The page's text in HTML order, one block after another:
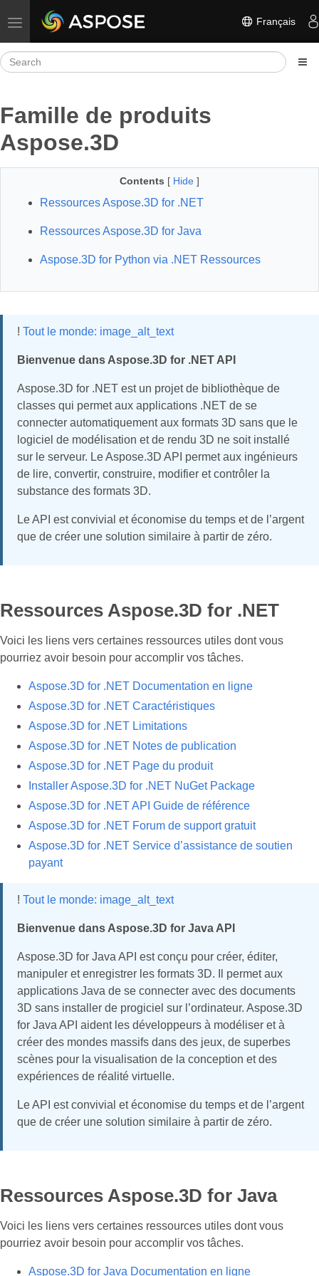
Toggle navigation Français
Famille de produits
Aspose.3D
Contents [ Hide ]
Ressources Aspose.3D for .NET
Ressources Aspose.3D for Java
Aspose.3D for Python via .NET Ressources
! Tout le monde: image_alt_text
Bienvenue dans Aspose.3D for .NET API
Aspose.3D for .NET est un projet de bibliothèque de
classes qui permet aux applications .NET de se
connecter automatiquement aux formats 3D sans que le
logiciel de modélisation et de rendu 3D ne soit installé
sur le serveur. Le Aspose.3D API permet aux ingénieurs
de lire, convertir, construire, modifier et contrôler la
substance des formats 3D.
Le API est convivial et économise du temps et de l’argent
que de créer une solution similaire à partir de zéro.
Ressources Aspose.3D for .NET
Voici les liens vers certaines ressources utiles dont vous
pourriez avoir besoin pour accomplir vos tâches.
Aspose.3D for .NET Documentation en ligne
Aspose.3D for .NET Caractéristiques
Aspose.3D for .NET Limitations
Aspose.3D for .NET Notes de publication
Aspose.3D for .NET Page du produit
Installer Aspose.3D for .NET NuGet Package
Aspose.3D for .NET API Guide de référence
Aspose.3D for .NET Forum de support gratuit
Aspose.3D for .NET Service d’assistance de soutien
payant
! Tout le monde: image_alt_text
Bienvenue dans Aspose.3D for Java API
Aspose.3D for Java API est conçu pour créer, éditer,
manipuler et enregistrer les formats 3D. Il permet aux
applications Java de se connecter avec des documents
3D sans installer de progiciel sur l’ordinateur. Aspose.3D
for Java API aident les développeurs à modéliser et à
créer des mondes massifs dans des jeux, de superbes
scènes pour la visualisation de la conception et des
expériences de réalité virtuelle.
Le API est convivial et économise du temps et de l’argent
que de créer une solution similaire à partir de zéro.
Ressources Aspose.3D for Java
Voici les liens vers certaines ressources utiles dont vous
pourriez avoir besoin pour accomplir vos tâches.
Aspose.3D for Java Documentation en ligne